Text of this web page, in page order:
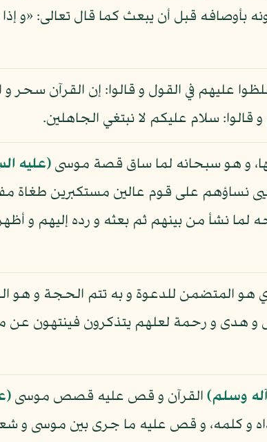
بأوصافه قبل أن يبعث كما قال تعالى: «و إذا
عليهم في القول و قالوا: إن القرآن سحر و
سلام عليكم لا نبتغي الجاهلين.
و هو سبحانه لما ساق قصة موسى(عليه
نساؤهم على قوم عالين مستكبرين طغاة
لما نشأ من بينهم ثم بعثه و رده إليهم و
المتضمن للدعوة و به تتم الحجة و هو
و هدى و رحمة لعلهم يتذكرون فينتهون عن
وسلم) القرآن و قص عليه قصص موسى
ناداه و كلمه، و قص عليه ما جرى بين موسى و